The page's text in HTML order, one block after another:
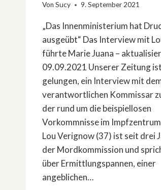
Von Sucy 9. September 2021
„Das Innenministerium hat
ausgeübt“ Das Interview mit
führte Marie Juana –
09.09.2021 Unserer Zeitung
gelungen, ein Interview mit
verantwortlichen Kommissar
der rund um die beispiellosen
Vorkommnisse im
Lou Verignow (37) ist seit drei
der Mordkommission und
über Ermittlungspannen, einer
angeblichen…